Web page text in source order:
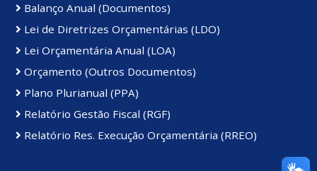
Balanço Anual (Documentos)
Lei de Diretrizes Orçamentárias (LDO)
Lei Orçamentária Anual (LOA)
Orçamento (Outros Documentos)
Plano Plurianual (PPA)
Relatório Gestão Fiscal (RGF)
Relatório Res. Execução Orçamentária (RREO)